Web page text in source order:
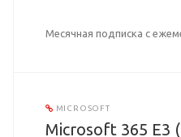
Месячная подписка с
MICROSOFT
Microsoft 365 E3